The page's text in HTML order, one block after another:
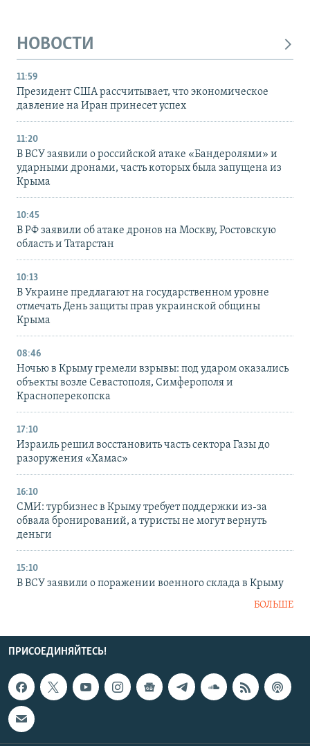
НОВОСТИ
11:59
Президент США рассчитывает, что экономическое
давление на Иран принесет успех
11:20
В ВСУ заявили о российской атаке «Бандеролями» и
ударными дронами, часть которых была запущена из
Крыма
10:45
В РФ заявили об атаке дронов на Москву, Ростовскую
область и Татарстан
10:13
В Украине предлагают на государственном уровне
отмечать День защиты прав украинской общины
Крыма
08:46
Ночью в Крыму гремели взрывы: под ударом оказались
объекты возле Севастополя, Симферополя и
Красноперекопска
17:10
Израиль решил восстановить часть сектора Газы до
разоружения «Хамас»
16:10
СМИ: турбизнес в Крыму требует поддержки из-за
обвала бронирований, а туристы не могут вернуть
деньги
15:10
В ВСУ заявили о поражении военного склада в Крыму
БОЛЬШЕ
ПРИСОЕДИНЯЙТЕСЬ!